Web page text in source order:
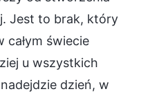
Jest to brak, który
świecie
u wszystkich
dzień, w